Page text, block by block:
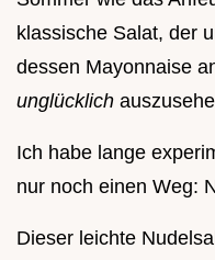
klassische Salat, der
dessen Mayonnaise
unglücklich
Ich habe lange
nur noch einen Weg:
Dieser leichte